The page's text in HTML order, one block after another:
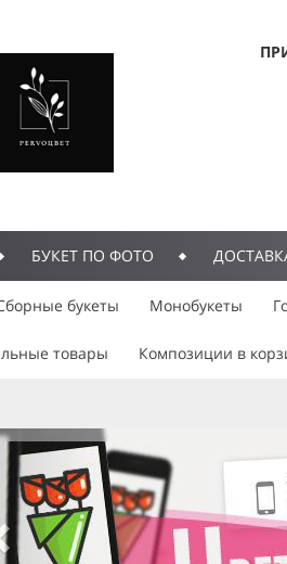
БУКЕТ ПО ФОТО
букеты Монобукеты
товары Композиции в